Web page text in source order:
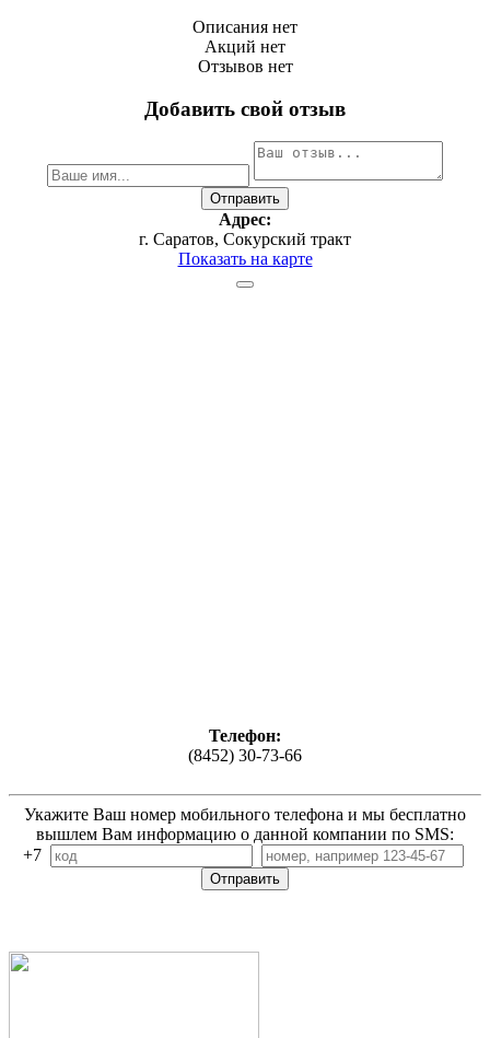
Описания нет
Акций нет
Отзывов нет
Добавить свой отзыв
Адрес:
г. Саратов, Сокурский тракт
Показать на карте
Телефон:
(8452) 30-73-66
Укажите Ваш номер мобильного телефона и мы бесплатно
вышлем Вам информацию о данной компании по SMS:
+7